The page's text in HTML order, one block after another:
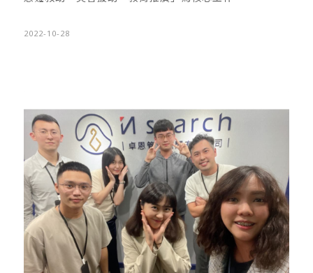
2022-10-28